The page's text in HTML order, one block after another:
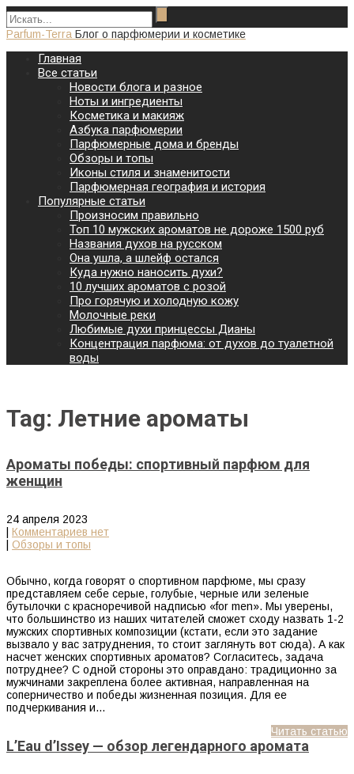
Parfum-Terra Блог о парфюмерии и косметике
Главная
Все статьи
Новости блога и разное
Ноты и ингредиенты
Косметика и макияж
Азбука парфюмерии
Парфюмерные дома и бренды
Обзоры и топы
Иконы стиля и знаменитости
Парфюмерная география и история
Популярные статьи
Произносим правильно
Топ 10 мужских ароматов не дороже 1500 руб
Названия духов на русском
Она ушла, а шлейф остался
Куда нужно наносить духи?
10 лучших ароматов с розой
Про горячую и холодную кожу
Молочные реки
Любимые духи принцессы Дианы
Концентрация парфюма: от духов до туалетной
воды
Tag: Летние ароматы
Ароматы победы: спортивный парфюм для
женщин
24 апреля 2023
Комментариев нет
Обзоры и топы
Обычно, когда говорят о спортивном парфюме, мы сразу
представляем себе серые, голубые, черные или зеленые
бутылочки с красноречивой надписью «for men». Мы уверены,
что большинство из наших читателей сможет сходу назвать 1-2
мужских спортивных композиции (кстати, если это задание
вызвало у вас затруднения, то стоит заглянуть вот сюда). А как
насчет женских спортивных ароматов? Согласитесь, задача
потруднее? С одной стороны это оправдано: традиционно за
мужчинами закреплена более активная, направленная на
соперничество и победы жизненная позиция. Для ее
подчеркивания и…
Читать статью
L’Eau d’Issey — обзор легендарного аромата